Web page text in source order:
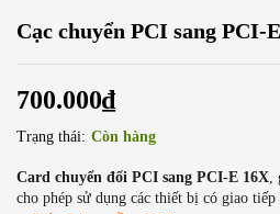
Cạc chuyển PCI sang PCI-
700.000₫
Trạng thái: Còn hàng
Card chuyển đổi PCI sang PCI-E 16X,
cho phép sử dụng các thiết bị có giao